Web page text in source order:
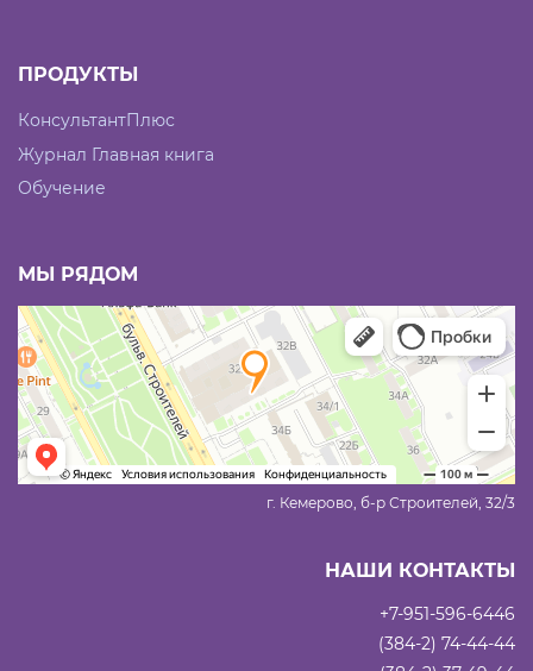
ПРОДУКТЫ
КонсультантПлюс
Журнал Главная книга
Обучение
МЫ РЯДОМ
г. Кемерово, б-р Строителей, 32/3
НАШИ КОНТАКТЫ
+7-951-596-6446
(384-2) 74-44-44